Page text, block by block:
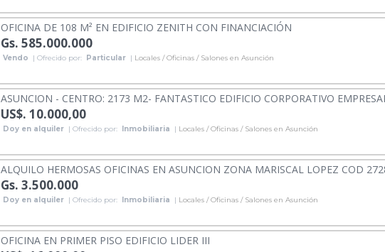
OFICINA DE 108 M² EN EDIFICIO ZENITH CON FINANCIACIÓN
Gs. 585.000.000
Vendo | Ofrecido por: Particular | Locales / Oficinas / Salones en Asunción
ASUNCION - CENTRO: 2173 M2- FANTASTICO EDIFICIO CORPORATIVO
US$. 10.000,00
Doy en alquiler | Ofrecido por: Inmobiliaria | Locales / Oficinas / Salones en Asunción
ALQUILO HERMOSAS OFICINAS EN ASUNCION ZONA MARISCAL LOPEZ COD
Gs. 3.500.000
Doy en alquiler | Ofrecido por: Inmobiliaria | Locales / Oficinas / Salones en Asunción
OFICINA EN PRIMER PISO EDIFICIO LIDER III